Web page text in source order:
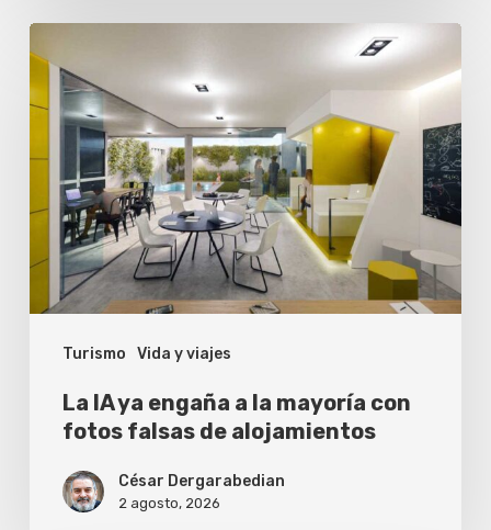
Turismo Vida y viajes
ya
engaña
la
mayoría
fotos
falsas
alojamientos
La IA ya engaña a la mayoría con
fotos falsas de alojamientos
César Dergarabedian
2 agosto, 2026